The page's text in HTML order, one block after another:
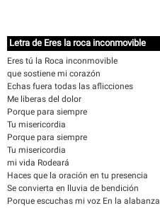
Letra de Eres la roca inconmovible
Eres tú la Roca inconmovible
que sostiene mi corazón
Echas fuera todas las aflicciones
Me liberas del dolor
Porque para siempre
Tu misericordia
Porque para siempre
Tu misericordia
mi vida Rodeará
Haces que la oración en tu presencia
Se convierta en lluvia de bendición
Porque escuchas mi voz En la alabanza